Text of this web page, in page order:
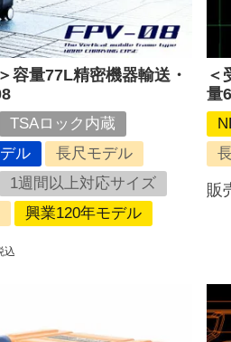
容量77L精密機器輸送・
TSAロック内蔵
ル
長尺モデル
1週間以上対応サイズ
興業120年モデル
込
＜
量
販